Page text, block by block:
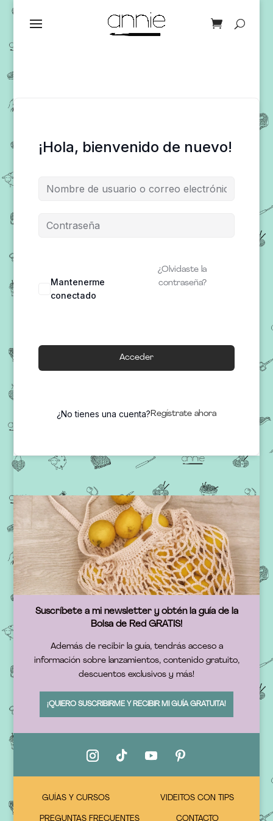
¡Hola, bienvenido de nuevo!
Mantenerme
conectado
¿Olvidaste la
contraseña?
Acceder
¿No tienes una cuenta?Regístrate ahora
Suscríbete a mi newsletter y obtén la guía de la
Bolsa de Red GRATIS!
Además de recibir la guía, tendrás acceso a
información sobre lanzamientos, contenido gratuito,
descuentos exclusivos y más!
¡QUIERO SUSCRIBIRME Y RECIBIR MI GUÍA GRATUITA!
GUÍAS Y CURSOS VIDEITOS CON TIPS
PREGUNTAS FRECUENTES CONTACTO